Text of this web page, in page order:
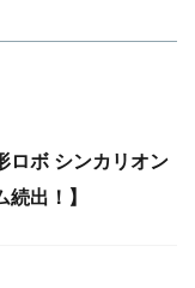
ロボ シンカリオン
出！】